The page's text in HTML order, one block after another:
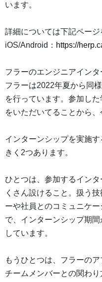
います。
詳細については下記ページ
iOS/Android： https://
フラーのエンジニアイン
フラーは2022年夏から同
を行っています。参加し
をいただいてることから
インターンシップを実施
きく2つあります。
ひとつは、参加するイン
くさん設けること。扱う
ーや社員とのコミュニケ
で、インターンシップ期
しています。
もうひとつは、フラーの
チームメンバーとの関わ